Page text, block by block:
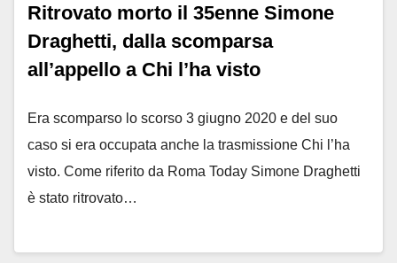
Ritrovato morto il 35enne Simone
Draghetti, dalla scomparsa
all’appello a Chi l’ha visto
Era scomparso lo scorso 3 giugno 2020 e del suo
caso si era occupata anche la trasmissione Chi l’ha
visto. Come riferito da Roma Today Simone Draghetti
è stato ritrovato…